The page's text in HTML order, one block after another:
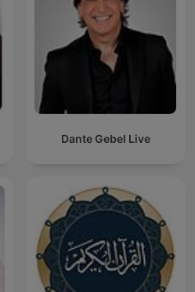
Dante Gebel Live